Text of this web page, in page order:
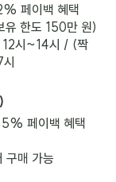
페이백 혜택
유 한도 150만 원)
12시~14시 / (짝
페이백 혜택
구매 가능